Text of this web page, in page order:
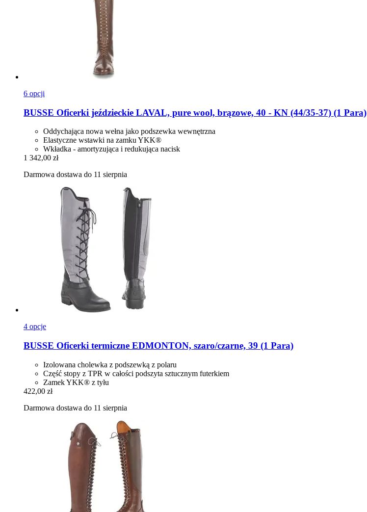
6 opcji
BUSSE Oficerki jeździeckie LAVAL, pure wool, brązowe, 40 -​ KN (44/35-​37) (1 Para)
Oddychająca nowa wełna jako podszewka wewnętrzna
Elastyczne wstawki na zamku YKK®
Wkładka - amortyzująca i redukująca nacisk
1 342,00 zł
Darmowa dostawa do 11 sierpnia
4 opcje
BUSSE Oficerki termiczne EDMONTON, szaro/czarne, 39 (1 Para)
Izolowana cholewka z podszewką z polaru
Część stopy z TPR w całości podszyta sztucznym futerkiem
Zamek YKK® z tyłu
422,00 zł
Darmowa dostawa do 11 sierpnia